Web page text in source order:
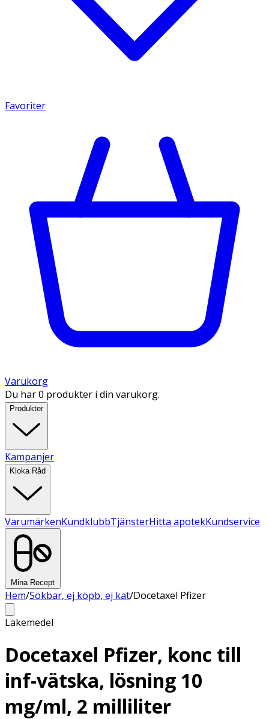
Favoriter
Varukorg
Du har 0 produkter i din varukorg.
Produkter
Kampanjer
Kloka Råd
VarumärkenKundklubbTjänsterHitta apotekKundservice
Mina Recept
Hem/Sökbar, ej köpb, ej kat/Docetaxel Pfizer
Läkemedel
Docetaxel Pfizer, konc till
inf-vätska, lösning 10
mg/ml, 2 milliliter